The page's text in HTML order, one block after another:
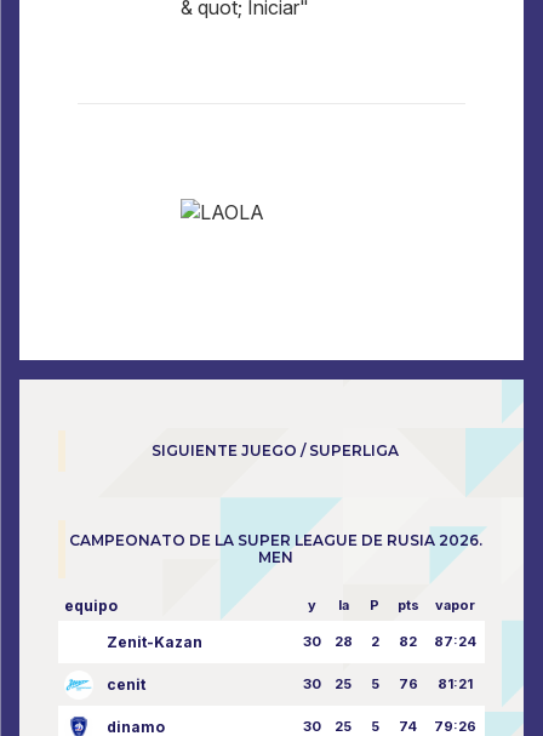
SIGUIENTE JUEGO / SUPERLIGA
CAMPEONATO DE LA SUPER LEAGUE DE RUSIA 2026.
MEN
equipo y la P pts vapor
Zenit-Kazan 30 28 2 82 87:24
cenit 30 25 5 76 81:21
dinamo 30 25 5 74 79:26